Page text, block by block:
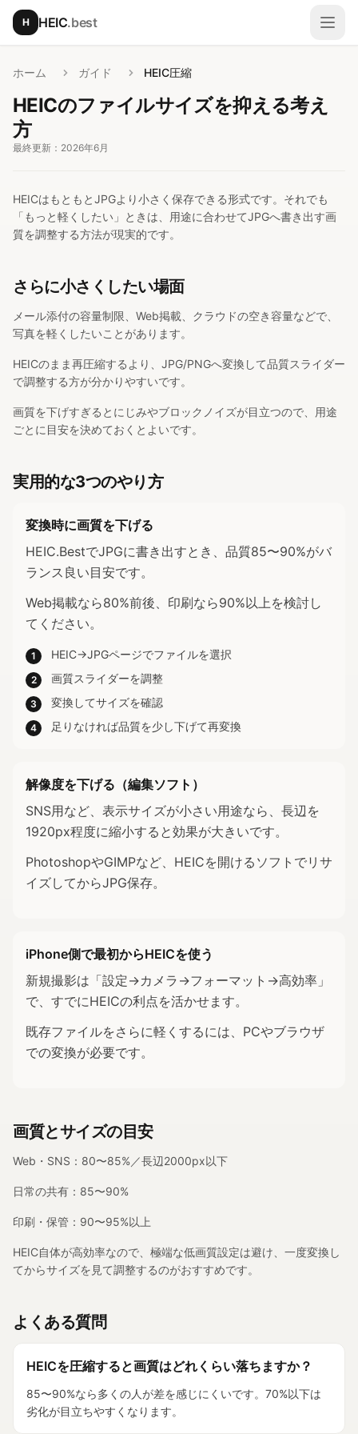
メインコンテンツへスキップ
H HEIC.best
メニ
ホーム ガイド HEIC圧縮
HEICのファイルサイズを抑える考え
方
最終更新：2026年6月
HEICはもともとJPGより小さく保存できる形式です。それでも
「もっと軽くしたい」ときは、用途に合わせてJPGへ書き出す画
質を調整する方法が現実的です。
さらに小さくしたい場面
メール添付の容量制限、Web掲載、クラウドの空き容量などで、
写真を軽くしたいことがあります。
HEICのまま再圧縮するより、JPG/PNGへ変換して品質スライダー
で調整する方が分かりやすいです。
画質を下げすぎるとにじみやブロックノイズが目立つので、用途
ごとに目安を決めておくとよいです。
実用的な3つのやり方
変換時に画質を下げる
HEIC.BestでJPGに書き出すとき、品質85〜90%がバ
ランス良い目安です。
Web掲載なら80%前後、印刷なら90%以上を検討し
てください。
1 HEIC→JPGページでファイルを選択
2 画質スライダーを調整
3 変換してサイズを確認
4 足りなければ品質を少し下げて再変換
解像度を下げる（編集ソフト）
SNS用など、表示サイズが小さい用途なら、長辺を
1920px程度に縮小すると効果が大きいです。
PhotoshopやGIMPなど、HEICを開けるソフトでリサ
イズしてからJPG保存。
iPhone側で最初からHEICを使う
新規撮影は「設定→カメラ→フォーマット→高効率」
で、すでにHEICの利点を活かせます。
既存ファイルをさらに軽くするには、PCやブラウザ
での変換が必要です。
画質とサイズの目安
Web・SNS：80〜85%／長辺2000px以下
日常の共有：85〜90%
印刷・保管：90〜95%以上
HEIC自体が高効率なので、極端な低画質設定は避け、一度変換し
てからサイズを見て調整するのがおすすめです。
よくある質問
HEICを圧縮すると画質はどれくらい落ちますか？
85〜90%なら多くの人が差を感じにくいです。70%以下は
劣化が目立ちやすくなります。